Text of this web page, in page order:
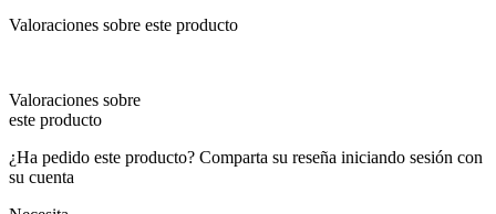
Valoraciones sobre este producto
Valoraciones sobre
este producto
¿Ha pedido este producto? Comparta su reseña iniciando sesión con
su cuenta